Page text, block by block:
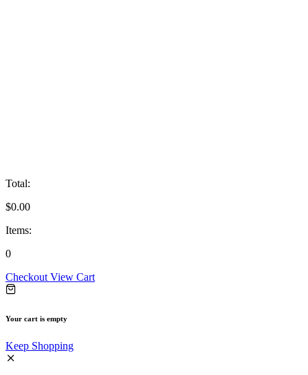
Total:
$0.00
Items:
0
Checkout View Cart
Your cart is empty
Keep Shopping